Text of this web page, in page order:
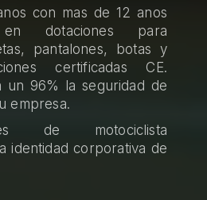
con mas de 12 anos
dotaciones para
pantalones, botas y
certificadas CE.
un 96% la seguridad de
empresa.
de motociclista
identidad corporativa de